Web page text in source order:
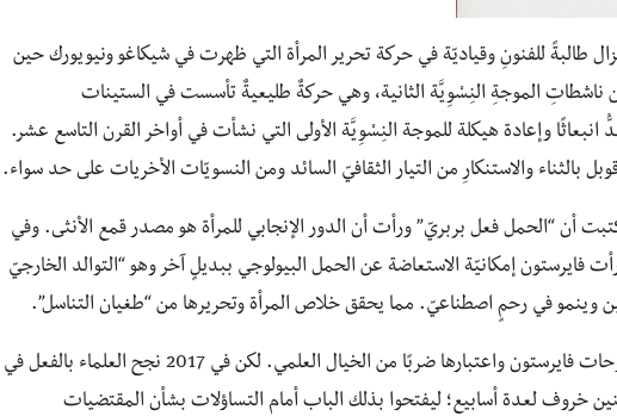
طالبةً للفنونِ وقياديّة في حركة تحرير المرأة التي ظهرت في شيكاغو ونيويورك حين
الموجةِ النِسْوِيَّة الثانية، وهي حركةٌ طليعيةٌ تأسست في الستينات
وإعادة هيكلة للموجة النِسْوِيَّة الأولى التي نشأت في أواخر القرن التاسع عشر.
بالثناء والاستنكارِ من التيار الثقافيّ السائد ومن النسويّات الأخريات على حد سواء.
أن “الحمل فعل بربريّ” ورأت أن الدور الإنجابي للمرأة هو مصدر قمع الأنثى. وفي
فايرستون إمكانيّة الاستعاضة عن الحمل البيولوجي ببديلٍ آخر وهو “التوالد الخارجيّ
في 1970، كان من السهل رفض أطروحات فايرستون واعتبارها ضربًا من الخيال العلمي. لكن في 2017 نجح العلماء بالفعل في
لعدة أسابيع؛ ليفتحوا بذلك الباب أمام التساؤلات بشأن المقتضيات